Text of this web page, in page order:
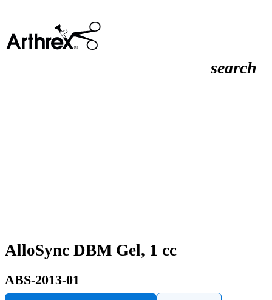
search
AlloSync DBM Gel, 1 cc
ABS-2013-01